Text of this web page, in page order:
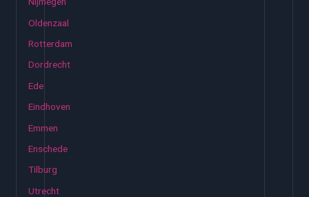
Oldenzaal
Rotterdam
Dordrecht
Ede
Eindhoven
Emmen
Enschede
Tilburg
Utrecht